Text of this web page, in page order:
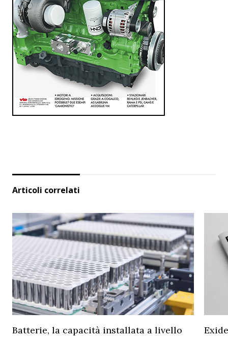
Articoli correlati
Batterie, la capacità installata a livello